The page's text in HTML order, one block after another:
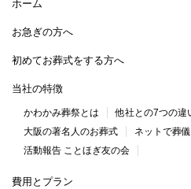
ホーム
お急ぎの方へ
初めてお葬式をする方へ
当社の特徴
かわかみ葬祭とは 他社との7つの違
大阪の著名人のお葬式
ネットで葬
活動報告 ことほぎ友の会
費用とプラン